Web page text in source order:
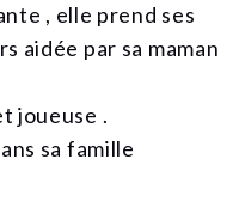
, elle prend ses
aidée par sa maman
joueuse .
sa famille